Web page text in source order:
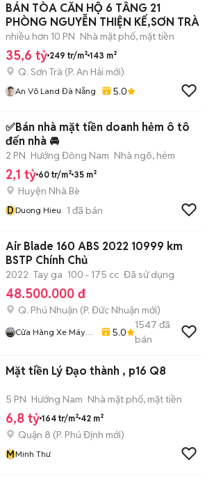
BÁN TÒA CĂN HỘ 6 TẦNG 21
PHÒNG NGUYỄN THIỆN KẾ,SƠN TRÀ
nhiều hơn 10 PN Nhà mặt phố, mặt tiền
35,6 tỷ 249 tr/m² 143 m²
Q. Sơn Trà (P. An Hải mới)
An Võ Land Đà Nẵng 5.0
✅Bán nhà mặt tiền doanh hẻm ô tô
đến nhà 🚘
2 PN Hướng Đông Nam Nhà ngõ, hẻm
2,1 tỷ 60 tr/m² 35 m²
Huyện Nhà Bè
DDuong Hieu 1 đã bán
Air Blade 160 ABS 2022 10999 km
BSTP Chính Chủ
2022 Tay ga 100 - 175 cc Đã sử dụng
48.500.000 đ
Q. Phú Nhuận (P. Đức Nhuận mới)
Cửa Hàng Xe Máy
5.0
1547 đã
bán
Mặt tiền Lý Đạo thành , p16 Q8
5 PN Hướng Nam Nhà mặt phố, mặt tiền
6,8 tỷ 164 tr/m² 42 m²
Quận 8 (P. Phú Định mới)
MMinh Thư